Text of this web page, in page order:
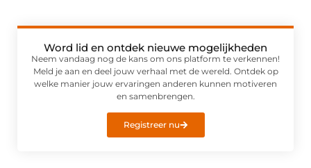
Word lid en ontdek nieuwe mogelijkheden
Neem vandaag nog de kans om ons platform te verkennen!
Meld je aan en deel jouw verhaal met de wereld. Ontdek op
welke manier jouw ervaringen anderen kunnen motiveren
en samenbrengen.
Registreer nu